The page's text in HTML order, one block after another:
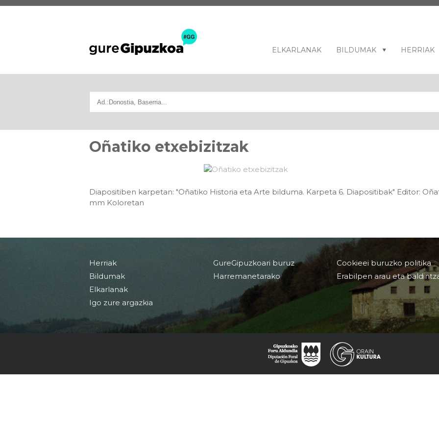
ELKARLANAK BILDUMAK HERRIAK
Oñatiko etxebizitzak
Diapositiben karpetan: "Oñatiko Historia eta Arte bilduma. Karpeta 6. Diapositibak" Editor:
mm Koloretan
Herriak
Bildumak
Elkarlanak
Igo zure argazkia
GureGipuzkoari buruz
Harremanetarako
Cookieei buruzko politika
Erabilpen arau eta